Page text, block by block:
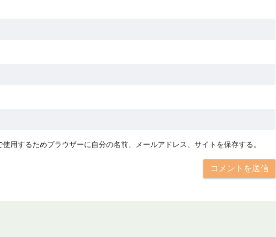
用するためブラウザーに自分の名前、メールアドレス、サイトを保存する。